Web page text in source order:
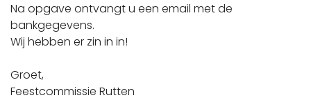
Na opgave ontvangt u een email met de
bankgegevens.
Wij hebben er zin in in!
Groet,
Feestcommissie Rutten